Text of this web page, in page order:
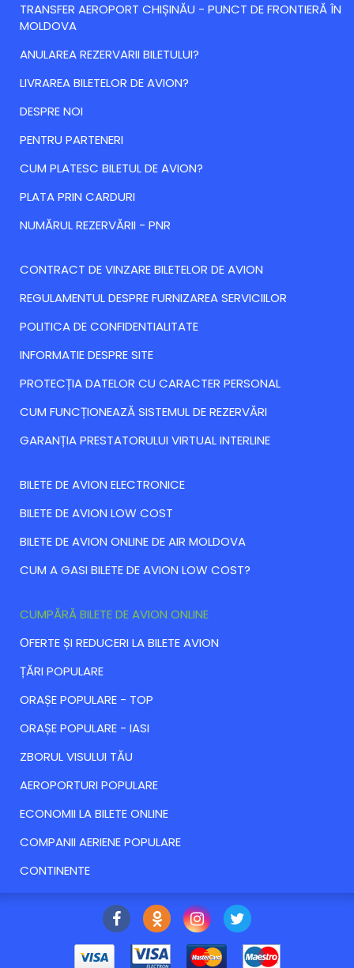
TRANSFER AEROPORT CHIȘINĂU - PUNCT DE FRONTIERĂ ÎN
MOLDOVA
ANULAREA REZERVARII BILETULUI?
LIVRAREA BILETELOR DE AVION?
DESPRE NOI
PENTRU PARTENERI
CUM PLATESC BILETUL DE AVION?
PLATA PRIN CARDURI
NUMĂRUL REZERVĂRII - PNR
CONTRACT DE VINZARE BILETELOR DE AVION
REGULAMENTUL DESPRE FURNIZAREA SERVICIILOR
POLITICA DE CONFIDENTIALITATE
INFORMATIE DESPRE SITE
PROTECȚIA DATELOR CU CARACTER PERSONAL
CUM FUNCȚIONEAZĂ SISTEMUL DE REZERVĂRI
GARANȚIA PRESTATORULUI VIRTUAL INTERLINE
BILETE DE AVION ELECTRONICE
BILETE DE AVION LOW COST
BILETE DE AVION ONLINE DE AIR MOLDOVA
CUM A GASI BILETE DE AVION LOW COST?
CUMPĂRĂ BILETE DE AVION ONLINE
ОFERTE ȘI REDUCERI LA BILETE AVION
ȚĂRI POPULARE
ORAȘE POPULARE - TOP
ORAȘE POPULARE - IASI
ZBORUL VISULUI TĂU
AEROPORTURI POPULARE
ECONOMII LA BILETE ONLINE
COMPANII AERIENE POPULARE
CONTINENTE